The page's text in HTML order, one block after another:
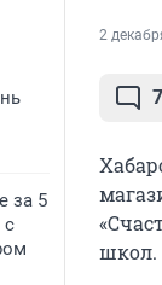
за 5
с
2
школ.